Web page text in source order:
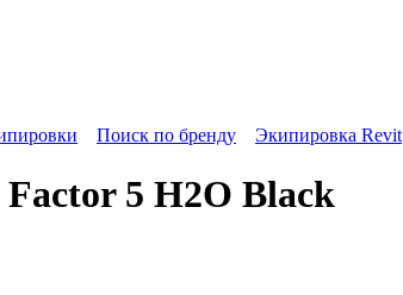
Поиск по бренду Экипировка Revit
5 H2O Black